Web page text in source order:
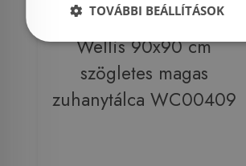
Wellis 90x90 cm
szögletes magas
zuhanytálca WC00409
TOVÁBBI BEÁLLÍTÁSOK